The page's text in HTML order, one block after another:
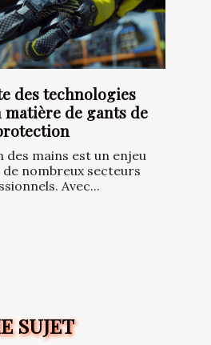
des technologies
matière de gants de
mains est un enjeu
nombreux secteurs
Avec...
SUJET